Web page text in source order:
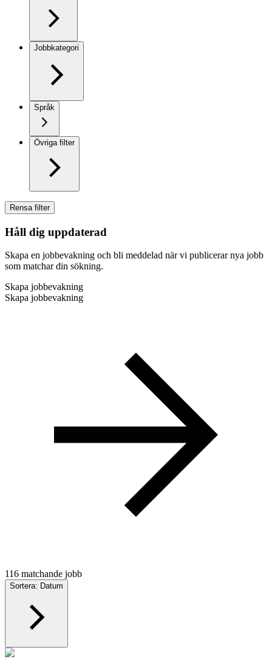
Jobbkategori
Språk
Övriga filter
Rensa filter
Håll dig uppdaterad
Skapa en jobbevakning och bli meddelad när vi publicerar nya jobb
som matchar din sökning.
Skapa jobbevakning
Skapa jobbevakning
116 matchande jobb
Sortera: Datum